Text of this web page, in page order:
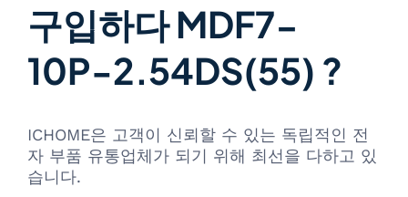
구입하다 MDF7-
10P-2.54DS(55) ?
ICHOME은 고객이 신뢰할 수 있는 독립적인 전
자 부품 유통업체가 되기 위해 최선을 다하고 있
습니다.